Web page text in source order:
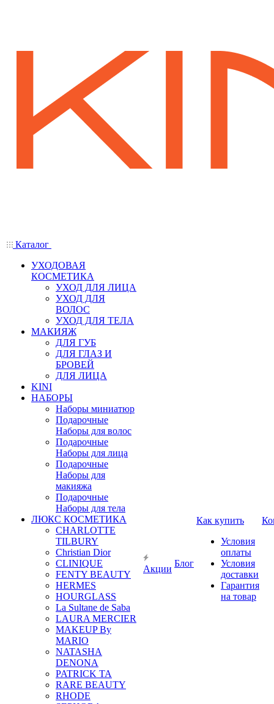
Каталог
УХОДОВАЯ
КОСМЕТИКА
УХОД ДЛЯ ЛИЦА
УХОД ДЛЯ
ВОЛОС
УХОД ДЛЯ ТЕЛА
МАКИЯЖ
ДЛЯ ГУБ
ДЛЯ ГЛАЗ И
БРОВЕЙ
ДЛЯ ЛИЦА
KINI
НАБОРЫ
Наборы миниатюр
Подарочные
Наборы для волос
Подарочные
Наборы для лица
Подарочные
Наборы для
макияжа
Подарочные
Наборы для тела
ЛЮКС КОСМЕТИКА
CHARLOTTE
TILBURY
Christian Dior
CLINIQUE
FENTY BEAUTY
HERMES
HOURGLASS
La Sultane de Saba
LAURA MERCIER
MAKEUP By
MARIO
NATASHA
DENONA
PATRICK TA
RARE BEAUTY
RHODE
Акции
Блог
Как купить
Условия
оплаты
Условия
доставки
Гарантия
на товар